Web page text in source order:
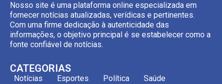
Nosso site é uma plataforma online especializada em
fornecer notícias atualizadas, verídicas e pertinentes.
Com uma firme dedicação à autenticidade das
informações, o objetivo principal é se estabelecer como a
fonte confiável de notícias.
CATEGORIAS
Notícias Esportes Política Saúde